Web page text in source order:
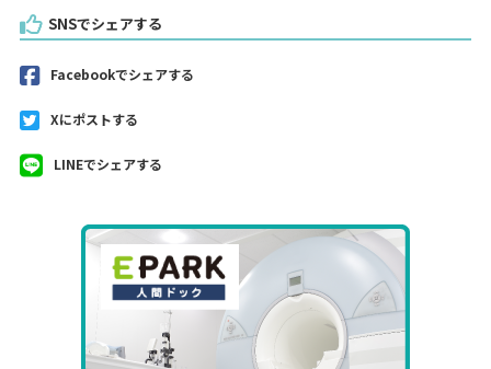
SNSでシェアする
Facebookでシェアする
Xにポストする
LINEでシェアする